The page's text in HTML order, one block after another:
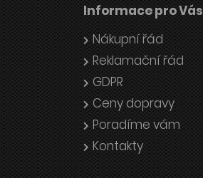
Informace pro Vás
Nákupní řád
Reklamační řád
GDPR
Ceny dopravy
Poradíme vám
Kontakty